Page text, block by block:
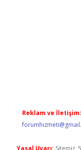
Reklam ve İletişim:
Yasal Uyarı: Sitemiz,